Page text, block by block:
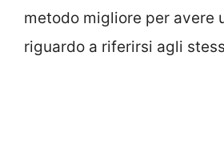
metodo migliore per avere
riguardo a riferirsi agli